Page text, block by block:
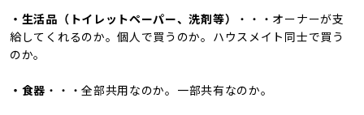
・生活品（トイレットペーパー、洗剤等）
・・・オーナーが支
給してくれるのか。個人で買うのか。ハウスメイト同士で買う
のか。
・食器 ・・・全部共用なのか。一部共有なのか。